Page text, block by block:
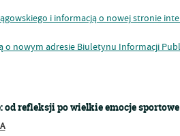
od refleksji po wielkie emocje sportowe